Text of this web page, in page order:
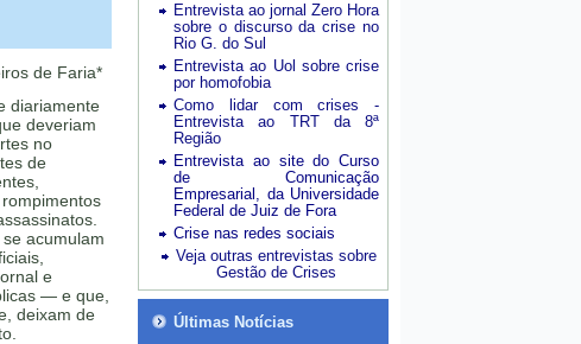
de Faria*
diariamente
deveriam
no
de
acumulam
e
— e que,
deixam de
Entrevista ao jornal Zero Hora
sobre o discurso da crise no
Rio G. do Sul
Entrevista ao Uol sobre crise
por homofobia
Como lidar com crises -
Entrevista ao TRT da 8ª
Região
Entrevista ao site do Curso
de Comunicação
Empresarial, da Universidade
Federal de Juiz de Fora
Crise nas redes sociais
Veja outras entrevistas sobre
Gestão de Crises
Últimas Notícias